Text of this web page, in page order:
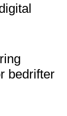
bedrifter